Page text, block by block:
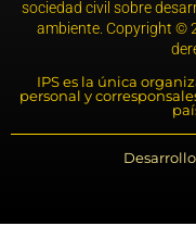
sociedad civil sobre
ambiente. Copyright ©
IPS es la única
personal y